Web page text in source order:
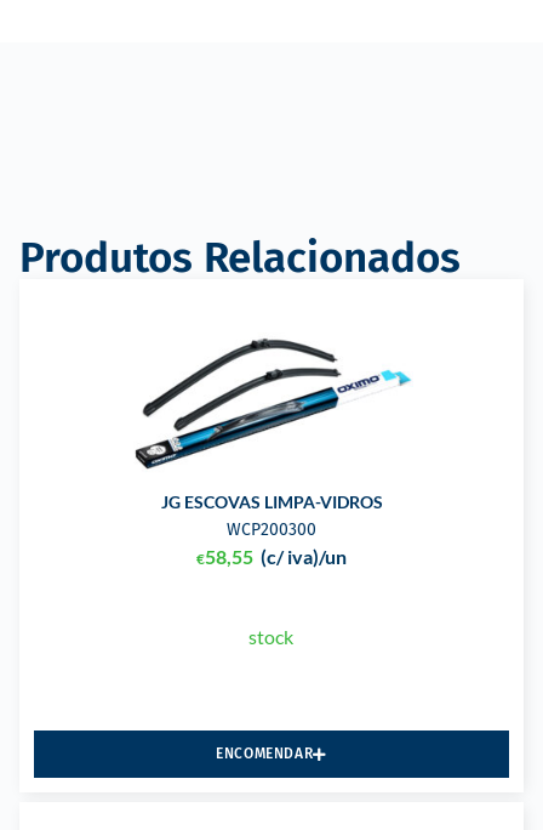
Produtos Relacionados
JG ESCOVAS LIMPA-VIDROS
WCP200300
€58,55 (c/ iva)/un
stock
ENCOMENDAR